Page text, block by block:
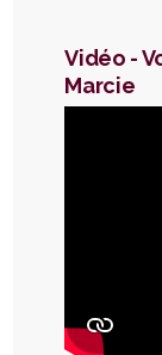
Vidéo -
Marcie